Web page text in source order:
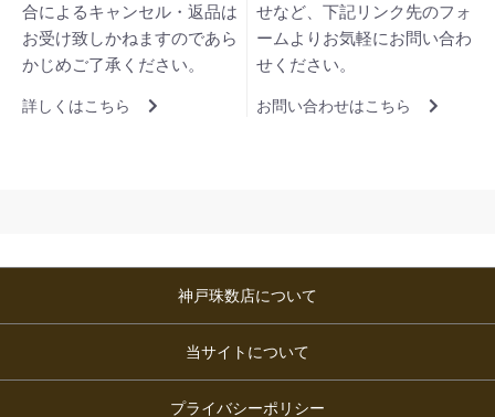
合によるキャンセル・返品は
お受け致しかねますのであら
かじめご了承ください。
詳しくはこちら
せなど、下記リンク先のフォ
ームよりお気軽にお問い合わ
せください。
お問い合わせはこちら
神戸珠数店について
当サイトについて
プライバシーポリシー